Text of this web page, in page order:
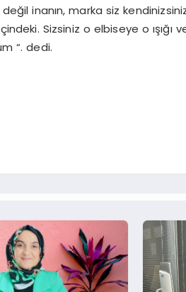
inanın, marka siz
Sizsiniz o elbiseye o ışığı
“. dedi.